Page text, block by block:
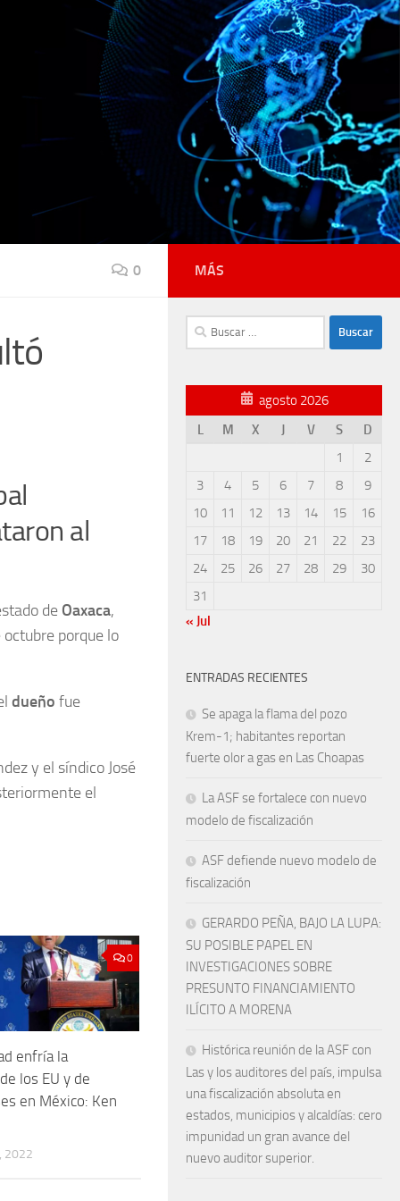
0
al
de Oaxaca,
porque lo
dueño fue
y el síndico José
el
0
enfría la
los EU y de
en México: Ken
2022
MÁS
Buscar:
agosto 2026
L
M X J V S
D
1
2
3
4 5 6 7 8
9
10
11 12 13 14 15
16
17
18 19 20 21 22
23
24
25 26 27 28 29
30
31
« Jul
ENTRADAS RECIENTES
Se apaga la flama del pozo
Krem-1; habitantes reportan
fuerte olor a gas en Las Choapas
La ASF se fortalece con nuevo
modelo de fiscalización
ASF defiende nuevo modelo de
fiscalización
GERARDO PEÑA, BAJO LA LUPA:
SU POSIBLE PAPEL EN
INVESTIGACIONES SOBRE
PRESUNTO FINANCIAMIENTO
ILÍCITO A MORENA
Histórica reunión de la ASF con
Las y los auditores del país, impulsa
una fiscalización absoluta en
estados, municipios y alcaldías: cero
impunidad un gran avance del
nuevo auditor superior.